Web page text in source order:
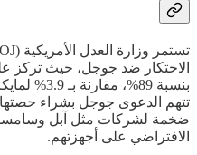
الاحتكار ضد جوجل، حيث تركز
بنسبة 89%، مقارنة بـ 3.9% لمايكروسوفت و1.4% لمحركات أخرى.
تتهم الدعوى جوجل بشراء
ضخمة لشركات مثل آبل
الافتراضي على أجهزتهم.